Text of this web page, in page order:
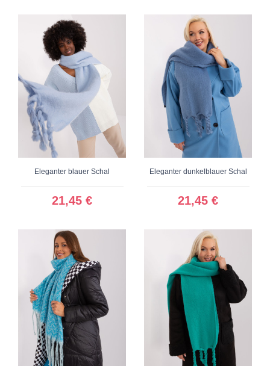
Eleganter blauer Schal
21,45 €
Eleganter dunkelblauer Schal
21,45 €